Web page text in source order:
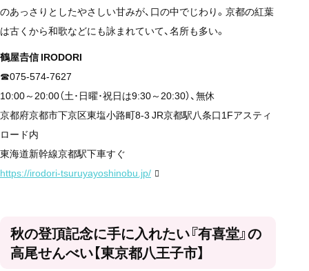
のあっさりとしたやさしい甘みが、口の中でじわり。京都の紅葉
は古くから和歌などにも詠まれていて、名所も多い。
鶴屋𠮷信 IRODORI
☎075-574-7627
10:00～20:00（土･日曜･祝日は9:30～20:30）、無休
京都府京都市下京区東塩小路町8-3 JR京都駅八条口1Fアスティ
ロード内
東海道新幹線京都駅下車すぐ
https://irodori-tsuruyayoshinobu.jp/
秋の登頂記念に手に入れたい『有喜堂』の
高尾せんべい【東京都八王子市】